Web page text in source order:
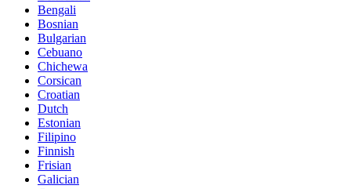
Bengali
Bosnian
Bulgarian
Cebuano
Chichewa
Corsican
Croatian
Dutch
Estonian
Filipino
Finnish
Frisian
Galician